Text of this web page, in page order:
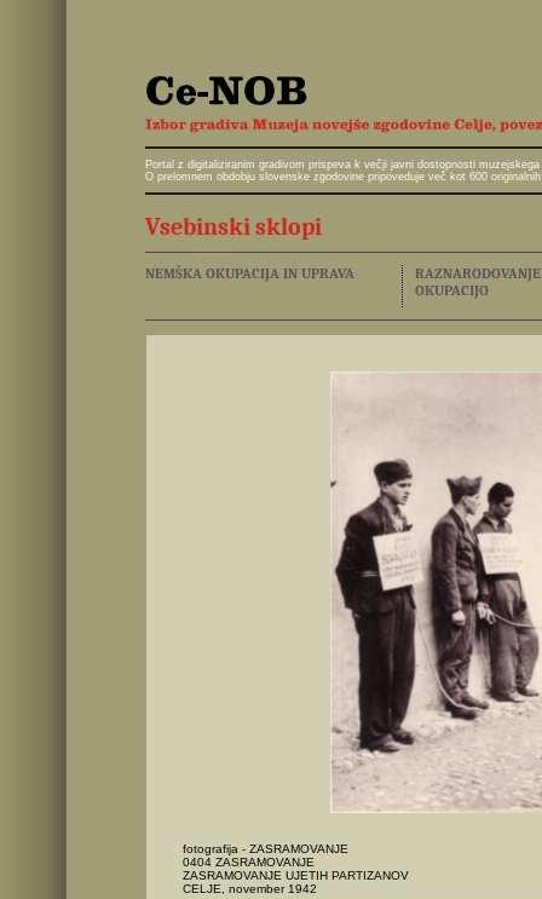
Portal z digitaliziranim gradivom prispeva k večji javni dostopnosti
O prelomnem obdobju slovenske zgodovine pripoveduje več kot 600
Vsebinski sklopi
NEMŠKA OKUPACIJA IN UPRAVA
OKUPACIJO
fotografija - ZASRAMOVANJE
0404 ZASRAMOVANJE
ZASRAMOVANJE UJETIH PARTIZANOV
CELJE, november 1942